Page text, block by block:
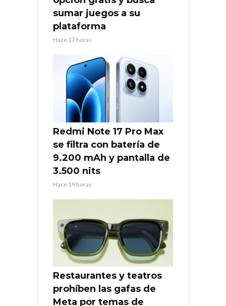
sumar juegos a su
plataforma
Hace 17 horas
Redmi Note 17 Pro Max
se filtra con batería de
9.200 mAh y pantalla de
3.500 nits
Hace 19 horas
Restaurantes y teatros
prohíben las gafas de
Meta por temas de